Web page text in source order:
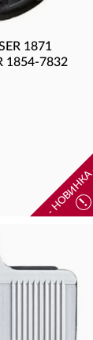
1871
1854-7832
- НОВИНКА -
!